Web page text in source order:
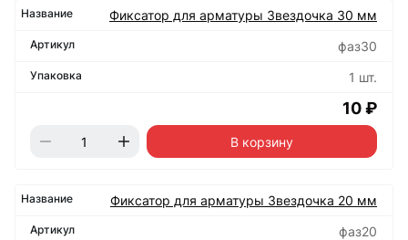
Фиксатор для арматуры Звездочка 30 мм
фаз30
1 шт.
10 ₽
В корзину
Фиксатор для арматуры Звездочка 20 мм
фаз20